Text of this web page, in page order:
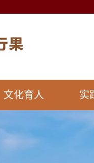
文化育人 实